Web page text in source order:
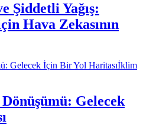
Şiddetli Yağış:
Hava Zekasının
İklim
Gelecek